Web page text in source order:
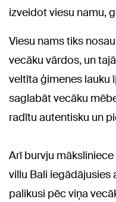
izveidot viesu namu,
Viesu nams tiks
vecāku vārdos, un
veltīta ģimenes lauku
saglabāt vecāku
radītu autentisku un
Arī burvju
villu Bali iegādājusies
palikusi pēc viņa